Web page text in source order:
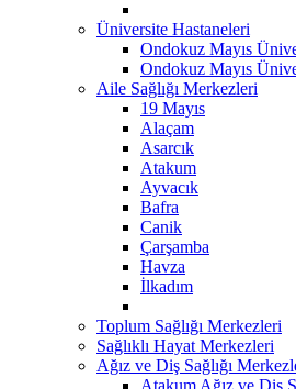
Üniversite Hastaneleri
Ondokuz Mayıs
Ondokuz Mayıs
Aile Sağlığı Merkezleri
19 Mayıs
Alaçam
Asarcık
Atakum
Ayvacık
Bafra
Canik
Çarşamba
Havza
İlkadım
Toplum Sağlığı Merkezleri
Sağlıklı Hayat Merkezleri
Ağız ve Diş Sağlığı
Atakum Ağız ve Diş